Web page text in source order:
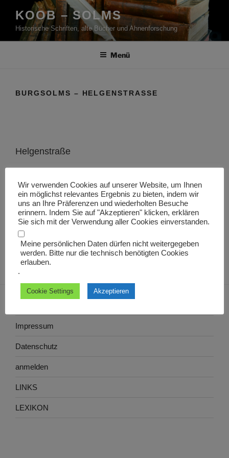
Inhalt
springen
KOOB – SOLMS
Historische Schriften, alte Bücher und Ahnenforschung
Menü
BURGSOLMS – HELGENSTRASSE
Helgenstraße
Die Helgenstraße liegt südwestlich von der Mitte von
Burgsolms und ist ca. 1.2 km vom Zentrum entfernt.
Straßen in der Umgebung von Helgenstraße sind
Margarethenstraße, Hollmannstraße, Helgenhöhe,
Kegelbahnstraße, Turnhallenweg und Steinstraße.
Impressum
Datenschutz
anmelden
LINKS
LEXIKON
Wir verwenden Cookies auf unserer Website, um Ihnen
ein möglichst relevantes Ergebnis zu bieten, indem wir
uns an Ihre Präferenzen und wiederholten Besuche
erinnern. Indem Sie auf "Akzeptieren" klicken, erklären
Sie sich mit der Verwendung aller Cookies einverstanden.
Meine persönlichen Daten dürfen nicht weitergegeben
werden. Bitte nur die technisch benötigten Cookies
erlauben.
.
Cookie Settings Akzeptieren